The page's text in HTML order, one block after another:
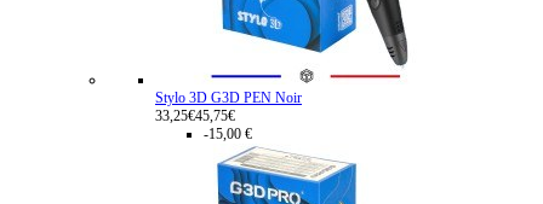
Stylo 3D G3D PEN Noir
33,25€45,75€
-15,00 €